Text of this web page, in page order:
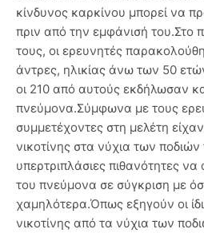
κίνδυνος καρκίνου μπορεί να
πριν από την εμφάνισή του.Στο
τους, οι ερευνητές
άντρες, ηλικίας άνω των 50
οι 210 από αυτούς εκδήλωσαν
πνεύμονα.Σύμφωνα με τους
συμμετέχοντες στη μελέτη
νικοτίνης στα νύχια των ποδιών
υπερτριπλάσιες πιθανότητες
του πνεύμονα σε σύγκριση με
χαμηλότερα.Όπως εξηγούν οι
νικοτίνης από τα νύχια των